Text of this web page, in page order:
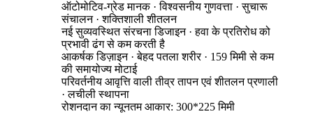
ऑटोमोटिव-ग्रेड मानक · विश्वसनीय गुणवत्ता · सुचारू
संचालन · शक्तिशाली शीतलन
नई सुव्यवस्थित संरचना डिजाइन · हवा के प्रतिरोध को
प्रभावी ढंग से कम करती है
आकर्षक डिज़ाइन · बेहद पतला शरीर · 159 मिमी से कम
की समायोज्य मोटाई
परिवर्तनीय आवृत्ति वाली तीव्र तापन एवं शीतलन प्रणाली
· लचीली स्थापना
रोशनदान का न्यूनतम आकार: 300*225 मिमी